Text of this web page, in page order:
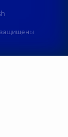
защищены